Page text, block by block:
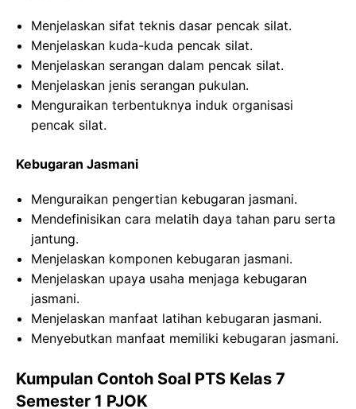
Menjelaskan sifat teknis dasar pencak silat.
Menjelaskan kuda-kuda pencak silat.
Menjelaskan serangan dalam pencak silat.
Menjelaskan jenis serangan pukulan.
Menguraikan terbentuknya induk organisasi
pencak silat.
Kebugaran Jasmani
Menguraikan pengertian kebugaran jasmani.
Mendefinisikan cara melatih daya tahan paru serta
jantung.
Menjelaskan komponen kebugaran jasmani.
Menjelaskan upaya usaha menjaga kebugaran
jasmani.
Menjelaskan manfaat latihan kebugaran jasmani.
Menyebutkan manfaat memiliki kebugaran jasmani.
Kumpulan Contoh Soal PTS Kelas 7
Semester 1 PJOK